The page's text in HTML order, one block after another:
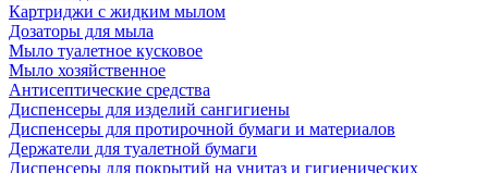
Картриджи с жидким мылом
Дозаторы для мыла
Мыло туалетное кусковое
Мыло хозяйственное
Антисептические средства
Диспенсеры для изделий сангигиены
Диспенсеры для протирочной бумаги и материалов
Держатели для туалетной бумаги
Диспенсеры для покрытий на унитаз и гигиенических